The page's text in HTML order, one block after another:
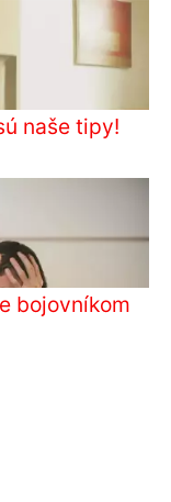
naše tipy!
bojovníkom